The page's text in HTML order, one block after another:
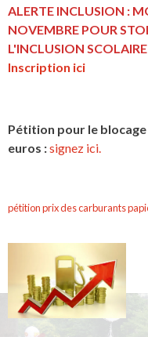
ALERTE INCLUSION :
NOVEMBRE POUR
L'INCLUSION
Inscription ici
Pétition pour le
euros :signez ici.
pétition prix des carburants